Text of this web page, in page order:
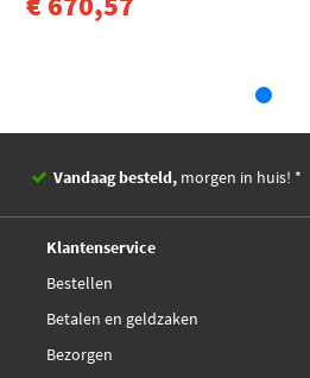
Vandaag besteld, morgen in huis! *
Klantenservice
Bestellen
Betalen en geldzaken
Bezorgen